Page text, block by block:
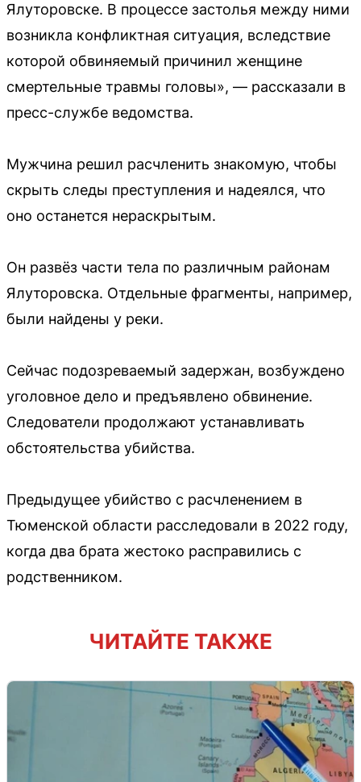
Ялуторовске. В процессе застолья между ними
возникла конфликтная ситуация, вследствие
которой обвиняемый причинил женщине
смертельные травмы головы», — рассказали в
пресс-службе ведомства.
Мужчина решил расчленить знакомую, чтобы
скрыть следы преступления и надеялся, что
оно останется нераскрытым.
Он развёз части тела по различным районам
Ялуторовска. Отдельные фрагменты, например,
были найдены у реки.
Сейчас подозреваемый задержан, возбуждено
уголовное дело и предъявлено обвинение.
Следователи продолжают устанавливать
обстоятельства убийства.
Предыдущее убийство с расчленением в
Тюменской области расследовали в 2022 году,
когда два брата жестоко расправились с
родственником.
ЧИТАЙТЕ ТАКЖЕ